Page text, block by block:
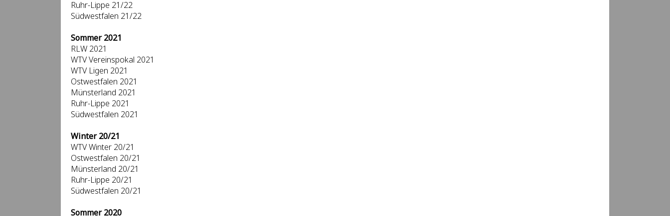
Ruhr-Lippe 21/22
Südwestfalen 21/22
Sommer 2021
RLW 2021
WTV Vereinspokal 2021
WTV Ligen 2021
Ostwestfalen 2021
Münsterland 2021
Ruhr-Lippe 2021
Südwestfalen 2021
Winter 20/21
WTV Winter 20/21
Ostwestfalen 20/21
Münsterland 20/21
Ruhr-Lippe 20/21
Südwestfalen 20/21
Sommer 2020